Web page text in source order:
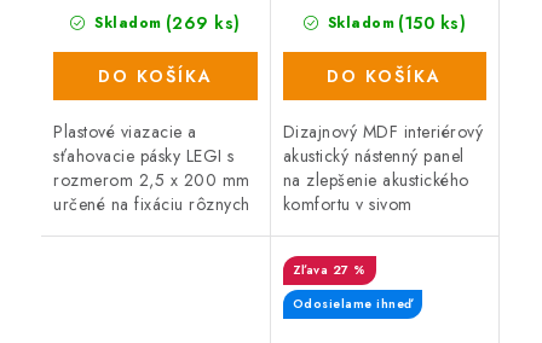
Skladom (269 ks)
DO KOŠÍKA
Plastové viazacie a
sťahovacie pásky LEGI s
rozmerom 2,5 x 200 mm
určené na fixáciu rôznych
Skladom (150 ks)
DO KOŠÍKA
Dizajnový MDF interiérový
akustický nástenný panel
na zlepšenie akustického
komfortu v sivom
Atraktívny dizajn,
jednoduchá montáž s
rozmermi 270 x 60 cm
(1,62...
27 %
Odosielame ihneď